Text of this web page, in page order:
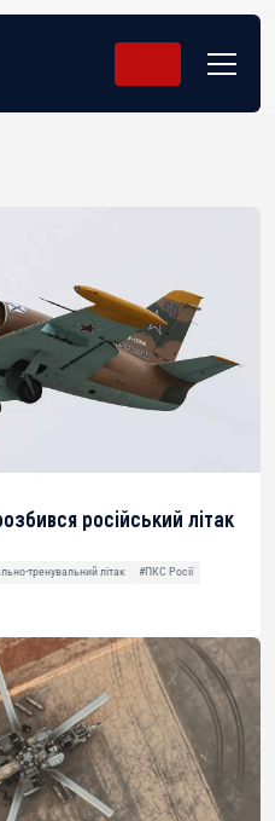
російський літак
тренувальний літак
#ПКС Росії